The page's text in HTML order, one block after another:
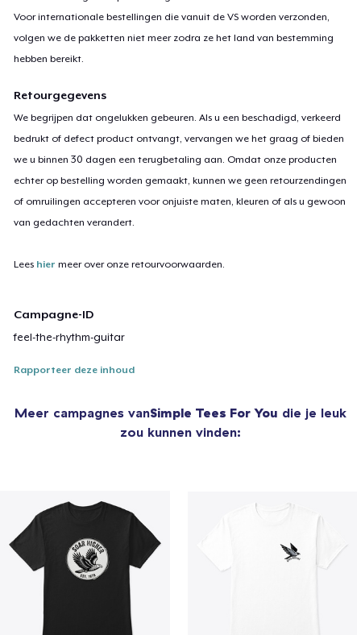
Voor internationale bestellingen die vanuit de VS worden verzonden,
volgen we de pakketten niet meer zodra ze het land van bestemming
hebben bereikt.
Retourgegevens
We begrijpen dat ongelukken gebeuren. Als u een beschadigd, verkeerd
bedrukt of defect product ontvangt, vervangen we het graag of bieden
we u binnen 30 dagen een terugbetaling aan. Omdat onze producten
echter op bestelling worden gemaakt, kunnen we geen retourzendingen
of omruilingen accepteren voor onjuiste maten, kleuren of als u gewoon
van gedachten verandert.
Lees hier meer over onze retourvoorwaarden.
Campagne-ID
feel-the-rhythm-guitar
Rapporteer deze inhoud
Meer campagnes vanSimple Tees For You die je leuk
zou kunnen vinden: